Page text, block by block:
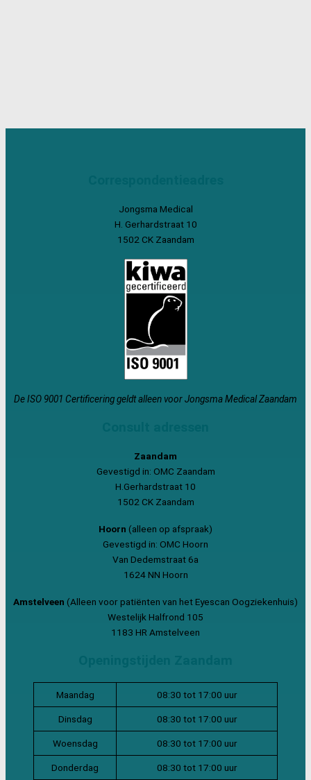
Jongsma Medical
H. Gerhardstraat 10
1502 CK Zaandam
De ISO 9001 Certificering geldt alleen voor Jongsma Medical Zaandam
Zaandam
Gevestigd in: OMC Zaandam
H.Gerhardstraat 10
1502 CK Zaandam
Hoorn (alleen op afspraak)
Gevestigd in: OMC Hoorn
Van Dedemstraat 6a
1624 NN Hoorn
Amstelveen (Alleen voor patiënten van het Eyescan Oogziekenhuis)
Westelijk Halfrond 105
1183 HR Amstelveen
Maandag 08:30 tot 17:00 uur
Dinsdag 08:30 tot 17:00 uur
Woensdag 08:30 tot 17:00 uur
Donderdag 08:30 tot 17:00 uur